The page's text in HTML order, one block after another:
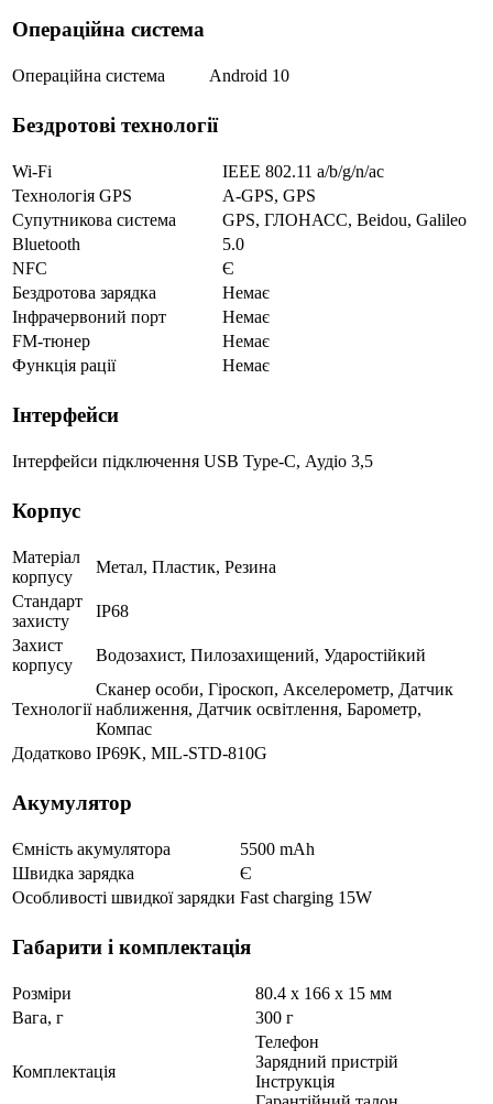
Операційна система
Операційна система Android 10
Бездротові технології
Wi-Fi
IEEE 802.11 a/b/g/n/ac
Технологія GPS
A-GPS, GPS
Супутникова система
GPS, ГЛОНАСС, Beidou, Galileo
Bluetooth
5.0
NFC
Є
Бездротова зарядка
Немає
Інфрачервоний порт
Немає
FM-тюнер
Немає
Функція рації
Немає
Інтерфейси
Інтерфейси підключення USB Type-C, Аудіо 3,5
Корпус
Матеріал
корпусу
Метал, Пластик, Резина
Стандарт
захисту
IP68
Захист
корпусу
Водозахист, Пилозахищений, Ударостійкий
Технології
Сканер особи, Гіроскоп, Акселерометр, Датчик
наближення, Датчик освітлення, Барометр,
Компас
Додатково IP69K, MIL-STD-810G
Акумулятор
Ємність акумулятора
5500 mAh
Швидка зарядка
Є
Особливості швидкої зарядки Fast charging 15W
Габарити і комплектація
Розміри
80.4 х 166 х 15 мм
Вага, г
300 г
Комплектація
Телефон
Зарядний пристрій
Інструкція